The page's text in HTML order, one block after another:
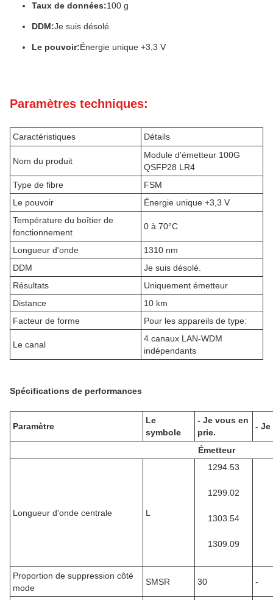
Taux de données:100 g
DDM:Je suis désolé.
Le pouvoir:Énergie unique +3,3 V
Paramètres techniques:
Caractéristiques Détails
Nom du produit
Module d'émetteur 100G
QSFP28 LR4
Type de fibre
FSM
Le pouvoir
Énergie unique +3,3 V
Température du boîtier de
fonctionnement
0 à 70°C
Longueur d'onde
1310 nm
DDM
Je suis désolé.
Résultats
Uniquement émetteur
Distance
10 km
Facteur de forme
Pour les appareils de type:
Le canal
4 canaux LAN-WDM
indépendants
Spécifications de performances
Paramètre
Le
symbole
- Je vous en
prie.
- Je
Émetteur
Longueur d'onde centrale L
1294.53
1299.02
1303.54
1309.09
Proportion de suppression côté
mode
SMSR 30 -